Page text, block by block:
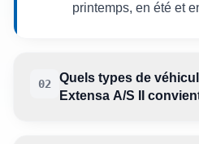
printemps, en été et
02
Quels types de
Extensa A/S II